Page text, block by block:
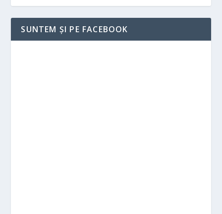
SUNTEM ȘI PE FACEBOOK